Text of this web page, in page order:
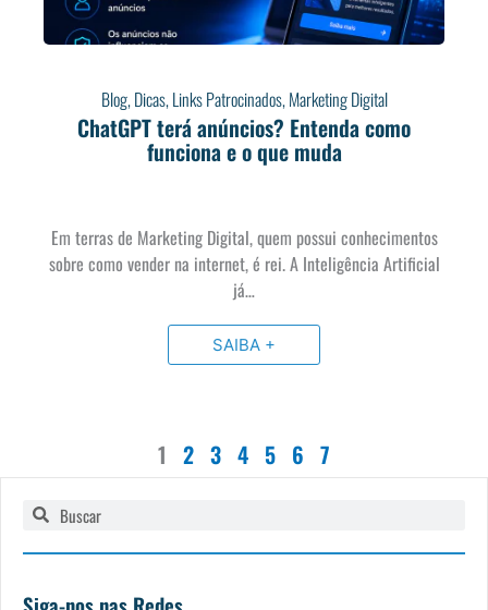
Blog,Dicas,Links Patrocinados,Marketing Digital
ChatGPT terá anúncios? Entenda como
funciona e o que muda
Em terras de Marketing Digital, quem possui conhecimentos
sobre como vender na internet, é rei. A Inteligência Artificial
já…
SAIBA +
1 2 3 4 5 6 7
Pesquisar
Pesquisar